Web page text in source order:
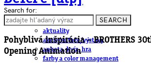
ČLÁNKY
aktuality
akcie/súťaže/výstavy
anketa, kvíz, hra
farby a color management
Search for:
SEARCH
Pohyblivá inšpirácia – BROTHERS
Opening Animation